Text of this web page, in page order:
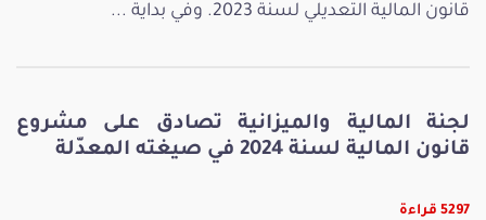
قانون المالية التعديلي لسنة 2023. وفي بداية ...
لجنة المالية والميزانية تصادق على مشروع
قانون المالية لسنة 2024 في صيغته المعدّلة
5297 قراءة